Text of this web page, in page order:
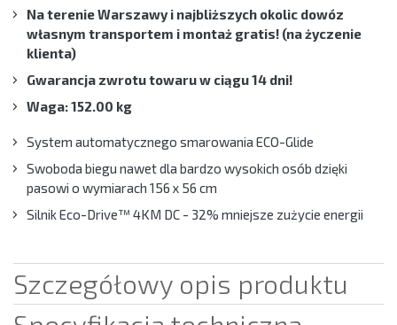
Na terenie Warszawy i najbliższych okolic dowóz
własnym transportem i montaż gratis! (na życzenie
klienta)
Gwarancja zwrotu towaru w ciągu 14 dni!
Waga: 152.00 kg
System automatycznego smarowania ECO-Glide
Swoboda biegu nawet dla bardzo wysokich osób dzięki
pasowi o wymiarach 156 x 56 cm
Silnik Eco-Drive™ 4KM DC - 32% mniejsze zużycie energii
Szczegółowy opis produktu